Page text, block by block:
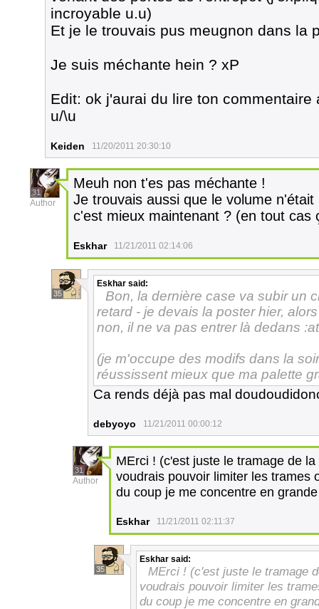
incroyable u.u)
Et je le trouvais pus meugnon dans la
Je suis méchante hein ? xP
Edit: ok j'aurai du lire ton
u/\u
Keiden 11/20/2011 20:30:10
31
Author
Meuh non t'es pas méchante !
Je trouvais aussi que le volume
c'est mieux maintenant ? (en tout cas
Eskhar 11/21/2011 02:14:06
35
Eskhar said:
Bon, la dernière case va subir un
retard - je devais la poster hier,
non, il ne va pas entrer là dedans
(je m'occupe des modifs dans la
réussissent mieux que ma palette
Ca rends déjà pas mal
debyoyo 11/21/2011 00:00:12
31
Author
MErci ! (c'est juste le tramage de
voudrais pouvoir limiter les trames
du coup je me concentre en
Eskhar 11/21/2011 02:11:37
35
Eskhar said:
MErci ! (c'est juste le tramage
voudrais pouvoir limiter les
du coup je me concentre en